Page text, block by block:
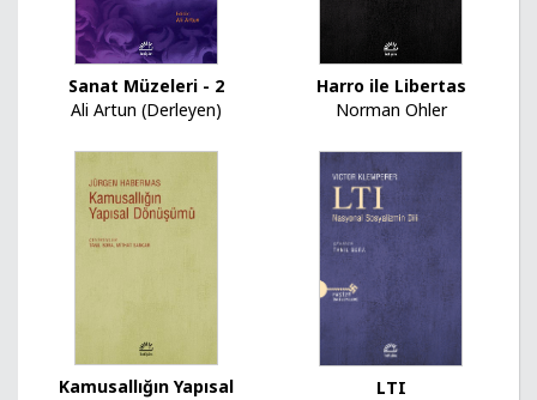
Sanat Müzeleri - 2
Ali Artun (Derleyen)
Harro ile Libertas
Norman Ohler
Kamusallığın Yapısal
LTI